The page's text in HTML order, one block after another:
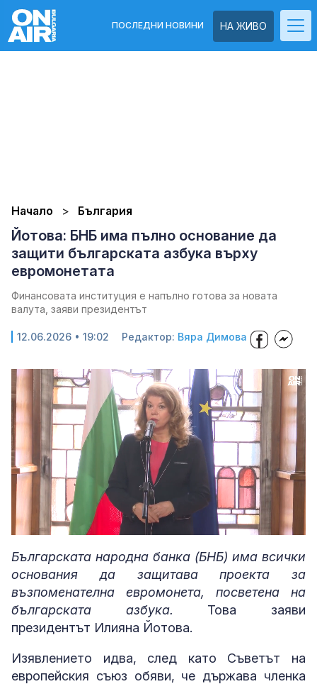
НА ЖИВО
ПОСЛЕДНИ НОВИНИ
Начало България
Йотова: БНБ има пълно основание да
защити българската азбука върху
евромонетата
Финансовата институция е напълно готова за новата
валута, заяви президентът
12.06.2026 • 19:02 Редактор: Вяра Димова
Unmute Loaded
100.00%
Българската народна банка (БНБ) има всички
основания да защитава проекта за
възпоменателна евромонета, посветена на
българската азбука. Това заяви
президентът Илияна Йотова.
Изявлението идва, след като Съветът на
европейския съюз обяви, че държава членка